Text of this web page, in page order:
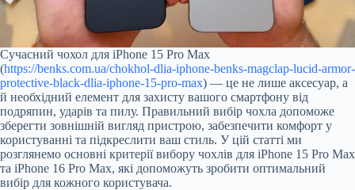
Сучасний чохол для iPhone 15 Pro Max
(https://benks.com.ua/chokhol-dlia-iphone-benks-magclap-lucid-armor-
protective-black-dlia-iphone-15-pro-max) — це не лише аксесуар, а
й необхідний елемент для захисту вашого смартфону від
подряпин, ударів та пилу. Правильний вибір чохла допоможе
зберегти зовнішній вигляд пристрою, забезпечити комфорт у
користуванні та підкреслити ваш стиль. У цій статті ми
розглянемо основні критерії вибору чохлів для iPhone 15 Pro Max
та iPhone 16 Pro Max, які допоможуть зробити оптимальний
вибір для кожного користувача.